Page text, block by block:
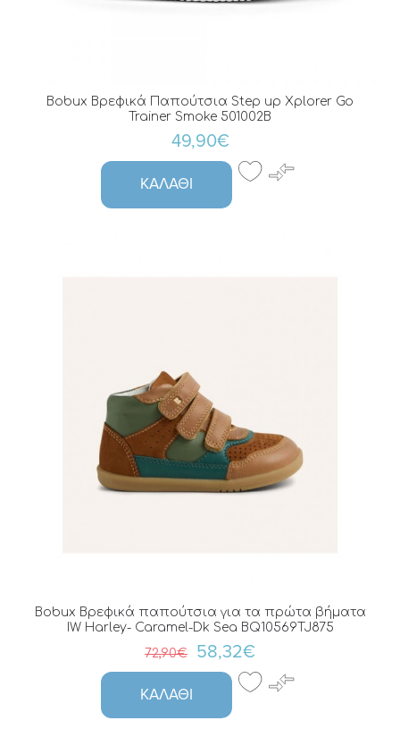
Bobux Βρεφικά Παπούτσια Step up Xplorer Go
Trainer Smoke 501002B
49,90€
ΚΑΛΆΘΙ
Bobux Βρεφικά παπούτσια για τα πρώτα βήματα
IW Harley- Caramel-Dk Sea BQ10569TJ875
72,90€
58,32€
ΚΑΛΆΘΙ